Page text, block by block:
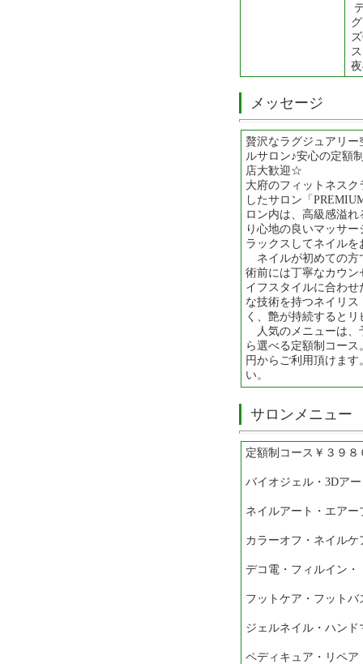
メッセージ
贅沢なラグジュアリ
ルサロン♪安心の定額
店大歓迎☆
大府のフィットネス
したサロン「
ロン内は、高級感溢
り心地の良いマッサ
ラックスしてネイル
ネイルが初めての方
術前には丁寧なカウ
イフスタイルに合わ
な技術を持つネイリ
く、艶が持続すると
人気のメニューは、
ら選べる定額制コー
円からご利用頂けま
い。
サロンメニュー
定額制コース￥３９８
バイオジェル・3Dア
ネイルアート・エアー
カラーオフ・ネイルケ
デコ電・フィルイン・
フットケア・フットバ
ジェルネイル・ハンド
ペディキュア・リペア